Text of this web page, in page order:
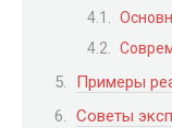
Примеры
Советы